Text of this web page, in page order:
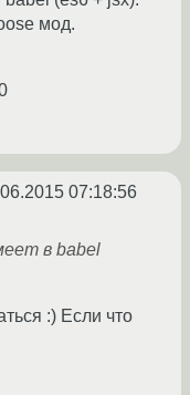
мод.
07:18:56
в babel
:) Если что